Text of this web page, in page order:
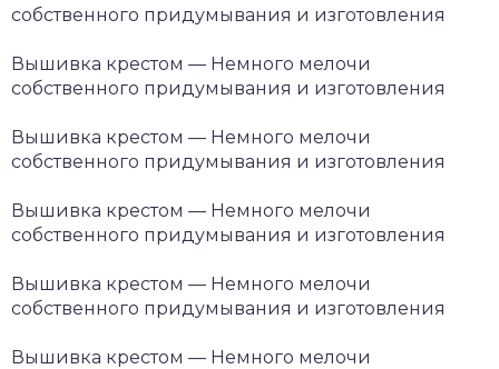
собственного придумывания и изготовления
Вышивка крестом — Немного мелочи
собственного придумывания и изготовления
Вышивка крестом — Немного мелочи
собственного придумывания и изготовления
Вышивка крестом — Немного мелочи
собственного придумывания и изготовления
Вышивка крестом — Немного мелочи
собственного придумывания и изготовления
Вышивка крестом — Немного мелочи